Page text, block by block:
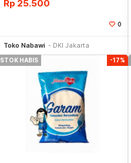
Rp 25.500
0
Toko Nabawi DKI Jakarta
STOK HABIS -17%